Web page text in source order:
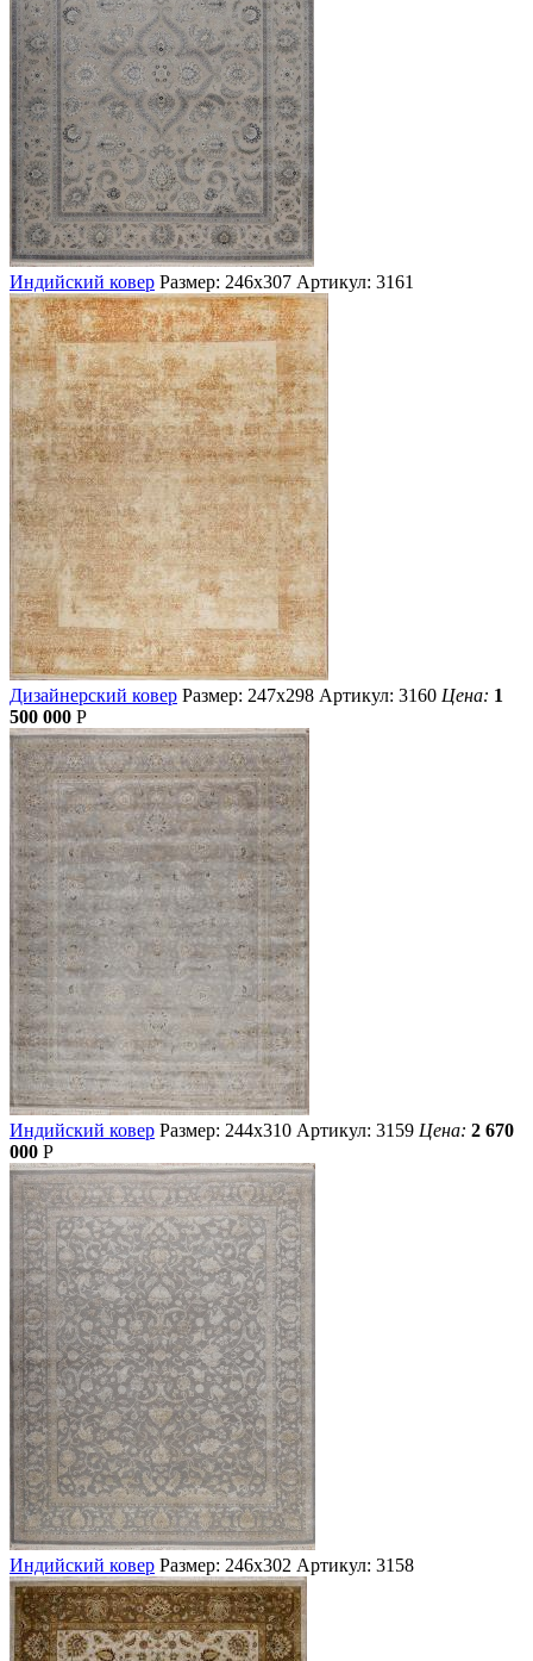
Индийский ковер Размер: 246х307 Артикул: 3161
Дизайнерский ковер Размер: 247х298 Артикул: 3160 Цена: 1
500 000 Р
Индийский ковер Размер: 244х310 Артикул: 3159 Цена: 2 670
000 Р
Индийский ковер Размер: 246х302 Артикул: 3158